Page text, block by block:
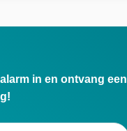
in en ontvang een